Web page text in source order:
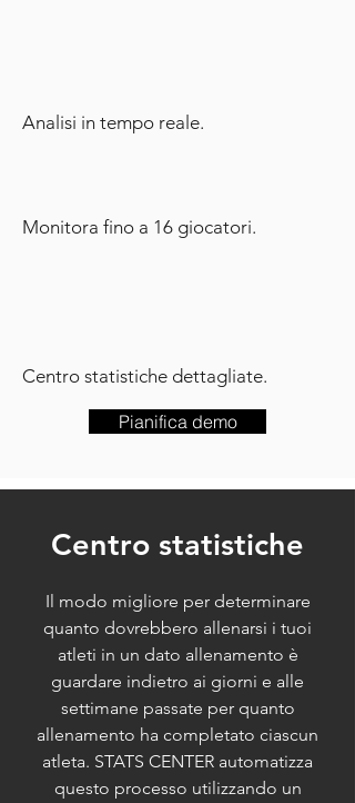
Analisi in tempo reale.
Monitora fino a 16 giocatori.
Centro statistiche dettagliate.
Pianifica demo
Centro statistiche
Il modo migliore per determinare
quanto dovrebbero allenarsi i tuoi
atleti in un dato allenamento è
guardare indietro ai giorni e alle
settimane passate per quanto
allenamento ha completato ciascun
atleta. STATS CENTER automatizza
questo processo utilizzando un